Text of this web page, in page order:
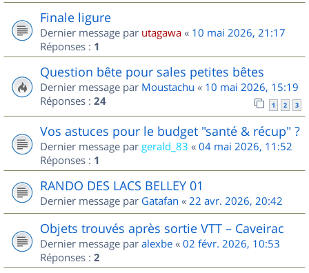
Finale ligure
Dernier message par utagawa « 10 mai 2026, 21:17
Réponses : 1
Question bête pour sales petites bêtes
Dernier message par Moustachu « 10 mai 2026, 15:19
Réponses : 24 1 2 3
Vos astuces pour le budget "santé & récup" ?
Dernier message par gerald_83 « 04 mai 2026, 11:52
Réponses : 1
RANDO DES LACS BELLEY 01
Dernier message par Gatafan « 22 avr. 2026, 20:42
Objets trouvés après sortie VTT – Caveirac
Dernier message par alexbe « 02 févr. 2026, 10:53
Réponses : 2